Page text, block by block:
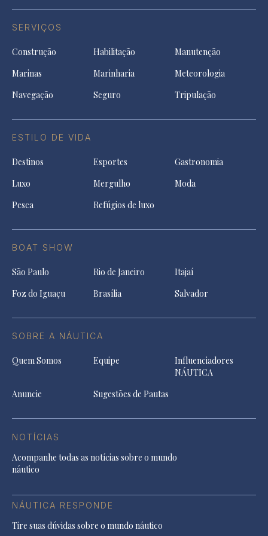
SERVIÇOS
Construção Habilitação
Manutenção
Marinas
Marinharia
Meteorologia
Navegação
Seguro Tripulação
ESTILO DE VIDA
Destinos Esportes
Gastronomia
Luxo
Mergulho
Moda
Pesca
Refúgios de luxo
BOAT SHOW
São Paulo Rio de Janeiro
Itajaí
Foz do Iguaçu
Brasília Salvador
SOBRE A NÁUTICA
Quem Somos Equipe
Influenciadores
NÁUTICA
Anuncie
Sugestões de Pautas
NOTÍCIAS
Acompanhe todas as notícias sobre o mundo
náutico
NÁUTICA RESPONDE
Tire suas dúvidas sobre o mundo náutico